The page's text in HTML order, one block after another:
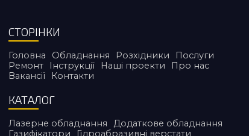
СТОРІНКИ
Головна Обладнання Розхідники
Послуги
Ремонт
Інструкції Наші проекти
Про нас
Вакансії
Контакти
КАТАЛОГ
Лазерне обладнання
Додаткове обладнання
Газифікатори
Гідроабразивні верстати